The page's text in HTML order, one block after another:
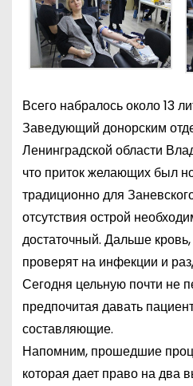
Всего набралось около 13
Заведующий донорским
Ленинградской области
что приток желающих был
традиционно для
отсутствия острой
достаточный. Дальше кровь,
проверят на инфекции и
Сегодня цельную почти не
предпочитая давать
составляющие.
Напомним, прошедшие
которая дает право на два